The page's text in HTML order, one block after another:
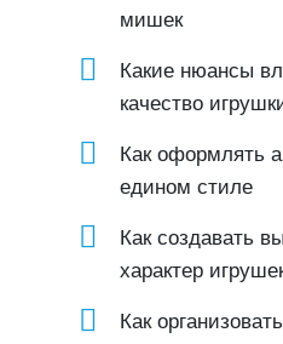
мишек
Какие нюансы
качество
Как оформлять
едином стиле
Как создавать
характер
Как